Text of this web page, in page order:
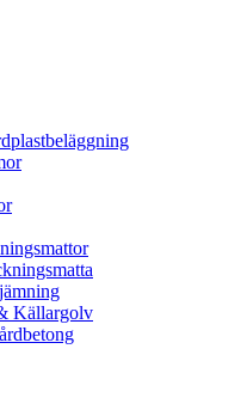
Källargolv